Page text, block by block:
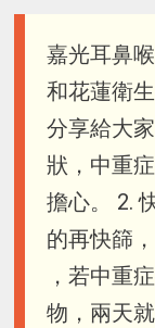
嘉光耳鼻
和花蓮衛
分享給大
狀，中重
擔心。 2.
的再快篩
，若中重
物，兩天